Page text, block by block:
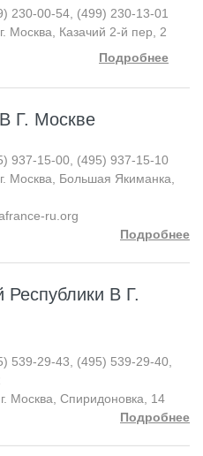
230-00-54, (499) 230-13-01
Москва, Казачий 2-й пер, 2
Подробнее
Г. Москве
937-15-00, (495) 937-15-10
Москва, Большая Якиманка,
ru.org
Подробнее
Республики В Г.
539-29-43, (495) 539-29-40,
Москва, Спиридоновка, 14
Подробнее